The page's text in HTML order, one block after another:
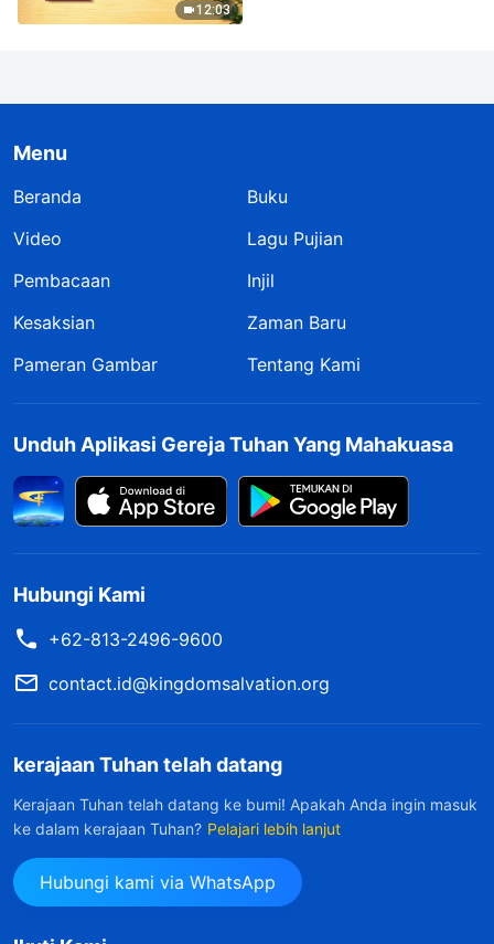
12:03
Menu
Beranda
Buku
Video
Lagu Pujian
Pembacaan
Injil
Kesaksian
Zaman Baru
Pameran Gambar
Tentang Kami
Unduh Aplikasi Gereja Tuhan Yang Mahakuasa
Hubungi Kami
+62-813-2496-9600
contact.id@kingdomsalvation.org
kerajaan Tuhan telah datang
Kerajaan Tuhan telah datang ke bumi! Apakah Anda ingin masuk
ke dalam kerajaan Tuhan? Pelajari lebih lanjut
Hubungi kami via WhatsApp